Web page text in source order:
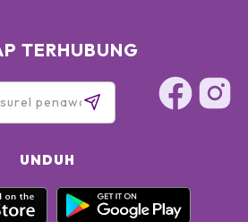
TERHUBUNG
UNDUH